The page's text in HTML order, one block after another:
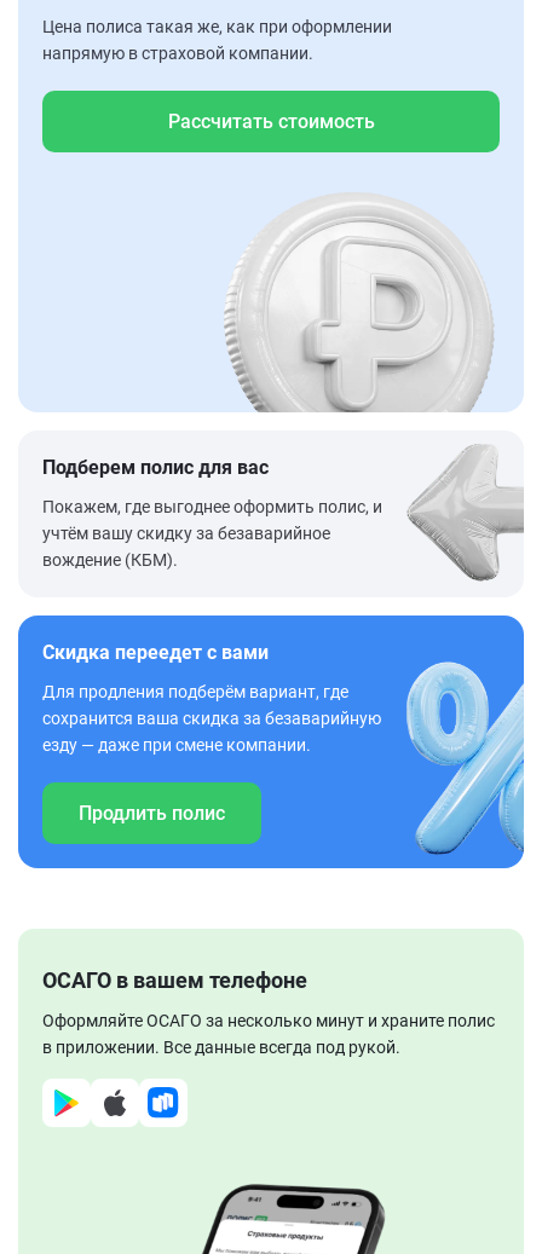
Цена полиса такая же, как при оформлении
напрямую в страховой компании.
Рассчитать стоимость
Подберем полис для вас
Покажем, где выгоднее оформить полис, и
учтём вашу скидку за безаварийное
вождение (КБМ).
Скидка переедет с вами
Для продления подберём вариант, где
сохранится ваша скидка за безаварийную
езду — даже при смене компании.
Продлить полис
ОСАГО в вашем телефоне
Оформляйте ОСАГО за несколько минут и храните полис
в приложении. Все данные всегда под рукой.